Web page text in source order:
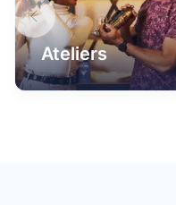
Ateliers